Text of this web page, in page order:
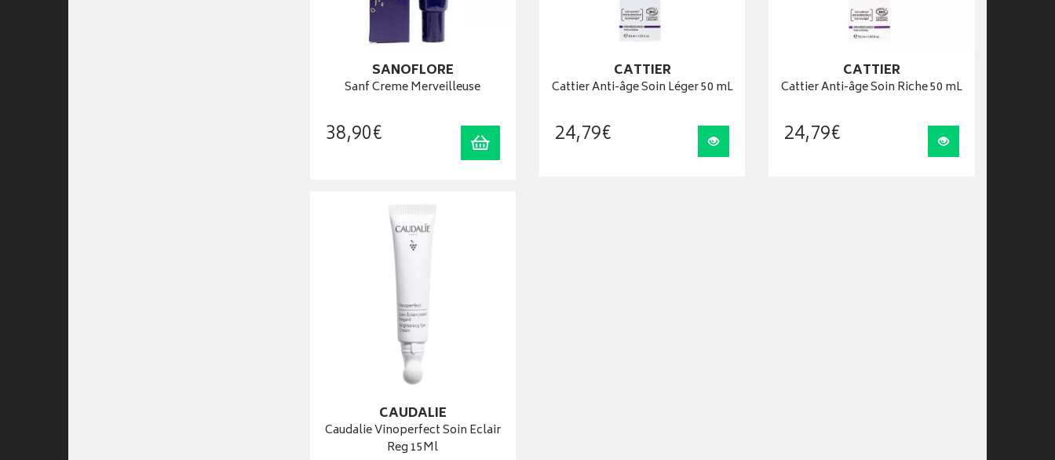
SANOFLORE
Sanf Creme Merveilleuse
38,90€ Ajouter au panier
CATTIER
Cattier Anti-âge Soin Léger 50 mL
24,79€ Visualiser
CATTIER
Cattier Anti-âge Soin Riche 50 mL
24,79€ Visualiser
CAUDALIE
Caudalie Vinoperfect Soin Eclair
Reg 15Ml